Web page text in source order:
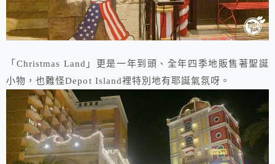
「Christmas Land」更是一年到頭、全年四季地販售著聖誕
小物，也難怪Depot Island裡特別地有耶誕氣氛呀。